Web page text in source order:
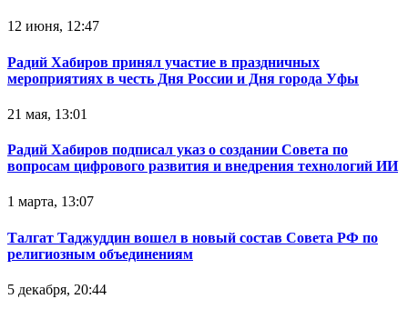
12 июня, 12:47
Радий Хабиров принял участие в праздничных
мероприятиях в честь Дня России и Дня города Уфы
21 мая, 13:01
Радий Хабиров подписал указ о создании Совета по
вопросам цифрового развития и внедрения технологий ИИ
1 марта, 13:07
Талгат Таджуддин вошел в новый состав Совета РФ по
религиозным объединениям
5 декабря, 20:44